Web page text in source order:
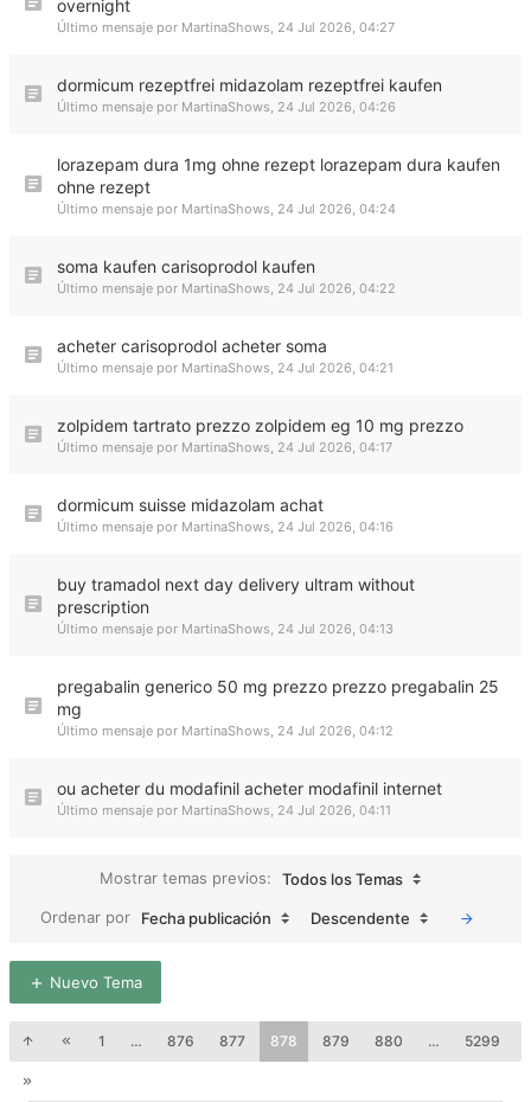
overnight
Último mensaje por MartinaShows, 24 Jul 2026, 04:27
dormicum rezeptfrei midazolam rezeptfrei kaufen
Último mensaje por MartinaShows, 24 Jul 2026, 04:26
lorazepam dura 1mg ohne rezept lorazepam dura kaufen
ohne rezept
Último mensaje por MartinaShows, 24 Jul 2026, 04:24
soma kaufen carisoprodol kaufen
Último mensaje por MartinaShows, 24 Jul 2026, 04:22
acheter carisoprodol acheter soma
Último mensaje por MartinaShows, 24 Jul 2026, 04:21
zolpidem tartrato prezzo zolpidem eg 10 mg prezzo
Último mensaje por MartinaShows, 24 Jul 2026, 04:17
dormicum suisse midazolam achat
Último mensaje por MartinaShows, 24 Jul 2026, 04:16
buy tramadol next day delivery ultram without
prescription
Último mensaje por MartinaShows, 24 Jul 2026, 04:13
pregabalin generico 50 mg prezzo prezzo pregabalin 25
mg
Último mensaje por MartinaShows, 24 Jul 2026, 04:12
ou acheter du modafinil acheter modafinil internet
Último mensaje por MartinaShows, 24 Jul 2026, 04:11
Mostrar temas previos:
Todos los Temas
Ordenar por
Fecha publicación Descendente
Nuevo Tema
1 … 876 877 878 879 880 … 5299